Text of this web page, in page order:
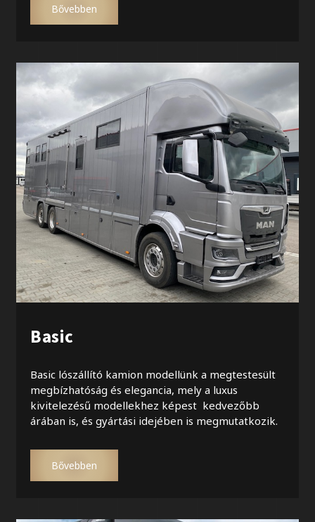
Bővebben
Basic
Basic lószállító kamion modellünk a megtestesült
megbízhatóság és elegancia, mely a luxus
kivitelezésű modellekhez képest kedvezőbb
árában is, és gyártási idejében is megmutatkozik.
Bővebben